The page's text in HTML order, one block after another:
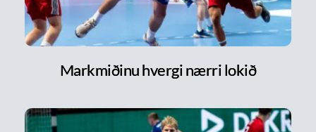
Markmiðinu hvergi nærri lokið